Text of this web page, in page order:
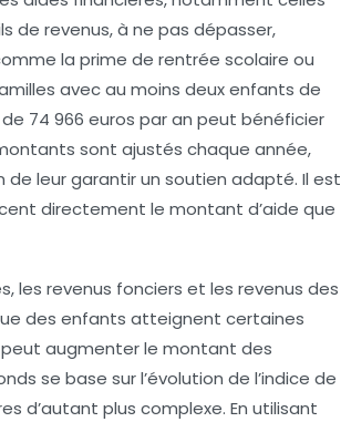
de revenus, à ne pas dépasser,
la prime de rentrée scolaire ou
avec au moins deux enfants de
74 966 euros par an peut bénéficier
sont ajustés chaque année,
leur garantir un soutien adapté. Il est
directement le montant d’aide que
les revenus fonciers et les revenus des
des enfants atteignent certaines
peut augmenter le montant des
se base sur l’évolution de l’indice de
d’autant plus complexe. En utilisant